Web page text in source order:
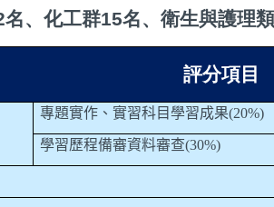
名、化工群15名、衛生與護理類
評分項目
專題實作、實習科目學習成果(20%)
學習歷程備審資料審查(30%)